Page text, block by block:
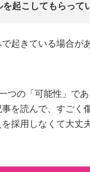
を起こしてもらって
起きている場合が
つの「可能性」で
を読んで、すごく
採用しなくて大丈